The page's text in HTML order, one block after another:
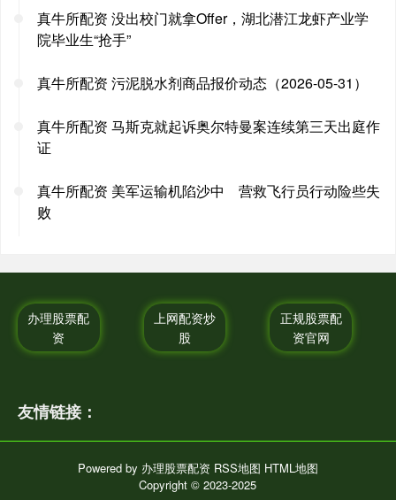
真牛所配资 没出校门就拿Offer，湖北潜江龙虾产业学
院毕业生“抢手”
真牛所配资 污泥脱水剂商品报价动态（2026-05-31）
真牛所配资 马斯克就起诉奥尔特曼案连续第三天出庭作
证
真牛所配资 美军运输机陷沙中 营救飞行员行动险些失
败
办理股票配
资
上网配资炒
股
正规股票配
资官网
友情链接：
Powered by 办理股票配资 RSS地图 HTML地图
Copyright© 2023-2025